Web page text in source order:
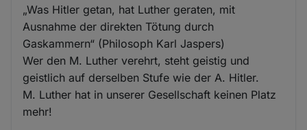
„Was Hitler getan, hat Luther geraten, mit
Ausnahme der direkten Tötung durch
Gaskammern“ (Philosoph Karl Jaspers)
Wer den M. Luther verehrt, steht geistig und
geistlich auf derselben Stufe wie der A. Hitler.
M. Luther hat in unserer Gesellschaft keinen Platz
mehr!